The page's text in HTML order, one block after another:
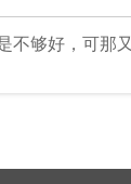
不够好，可那又